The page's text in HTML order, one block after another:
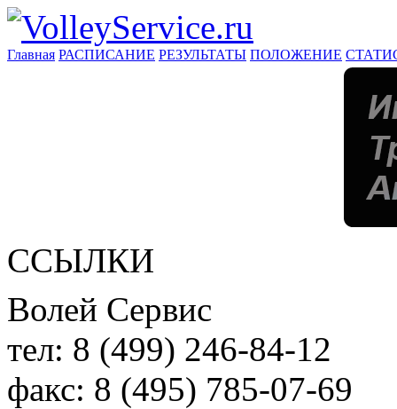
Главная РАСПИСАНИЕ РЕЗУЛЬТАТЫ ПОЛОЖЕНИЕ
ССЫЛКИ
Волей Сервис
тел: 8 (499) 246-84-12
факс: 8 (495) 785-07-69